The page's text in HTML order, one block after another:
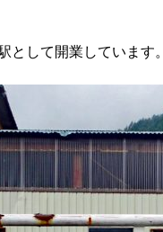
として開業しています。